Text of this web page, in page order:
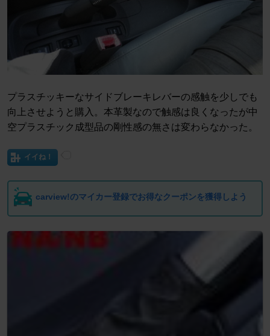
プラスチッキーなサイドブレーキレバーの感触を少しでも
向上させようと購入。本革製なので触感は良くなったが中
空プラスチック成型品の剛性感の無さは変わらなかった。
イイね！
carview!のマイカー登録でお得なクーポンを獲得しよう